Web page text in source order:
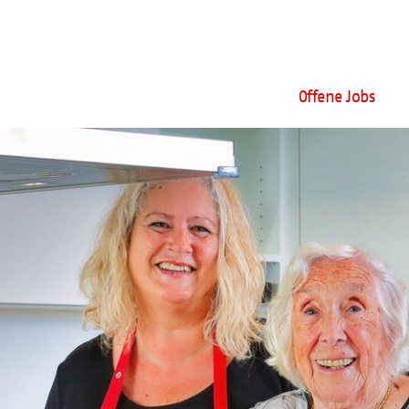
Offene Jobs